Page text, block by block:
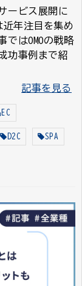
ービス展開に
近年注目を集め
はOMOの戦略
功事例まで紹
記事を見る
D2C SPA